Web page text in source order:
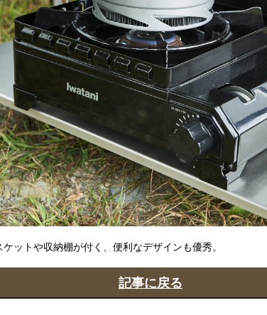
ットや収納棚が付く、便利なデザインも優秀。
記事に戻る